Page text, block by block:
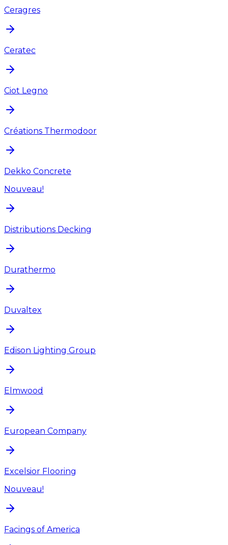
Ceragres
Ceratec
Ciot Legno
Créations Thermodoor
Dekko Concrete
Nouveau!
Distributions Decking
Durathermo
Duvaltex
Edison Lighting Group
Elmwood
European Company
Excelsior Flooring
Nouveau!
Facings of America